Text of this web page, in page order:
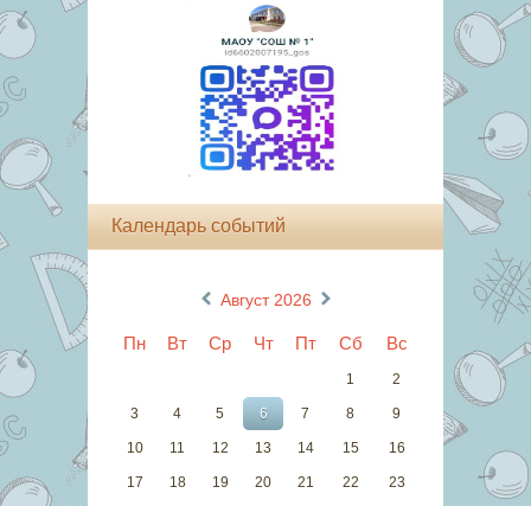
Календарь событий
« Август 2026 »
Пн Вт Ср Чт Пт Сб Вс
1 2
3 4 5 6 7 8 9
10 11 12 13 14 15 16
17 18 19 20 21 22 23